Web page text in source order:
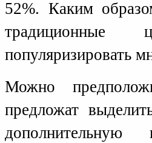
52%. Каким
традиционные
популяризировать
Можно
предложат
дополнительную